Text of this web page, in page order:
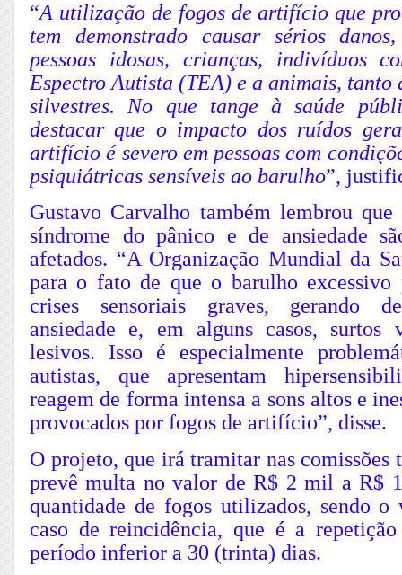
“A utilização de fogos de artifício que
tem demonstrado causar sérios
pessoas idosas, crianças, indivíduos
Espectro Autista (TEA) e a animais, tanto
silvestres. No que tange à saúde
destacar que o impacto dos ruídos
artifício é severo em pessoas com
psiquiátricas sensíveis ao barulho”,
Gustavo Carvalho também lembrou que
síndrome do pânico e de ansiedade
afetados. “A Organização Mundial da
para o fato de que o barulho excessivo
crises sensoriais graves, gerando
ansiedade e, em alguns casos, surtos
lesivos. Isso é especialmente
autistas, que apresentam
reagem de forma intensa a sons altos e
provocados por fogos de artifício”, disse.
O projeto, que irá tramitar nas comissões
prevê multa no valor de R$ 2 mil a R$
quantidade de fogos utilizados, sendo o
caso de reincidência, que é a
período inferior a 30 (trinta) dias.